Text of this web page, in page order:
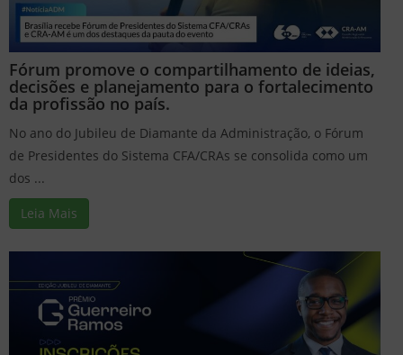
Fórum promove o compartilhamento de ideias,
decisões e planejamento para o fortalecimento
da profissão no país.
No ano do Jubileu de Diamante da Administração, o Fórum
de Presidentes do Sistema CFA/CRAs se consolida como um
dos ...
Leia Mais